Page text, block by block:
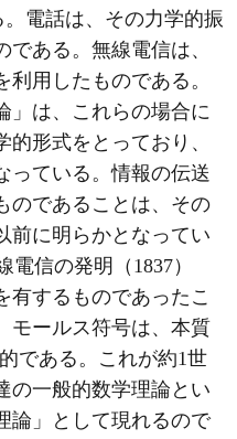
電話は、その力学的振
ある。無線電信は、
用したものである。
」は、これらの場合に
形式をとっており、
っている。情報の伝送
のであることは、その
前に明らかとなってい
信の発明（1837）
有するものであったこ
モールス符号は、本質
である。これが約1世
の一般的数学理論とい
論」として現れるので